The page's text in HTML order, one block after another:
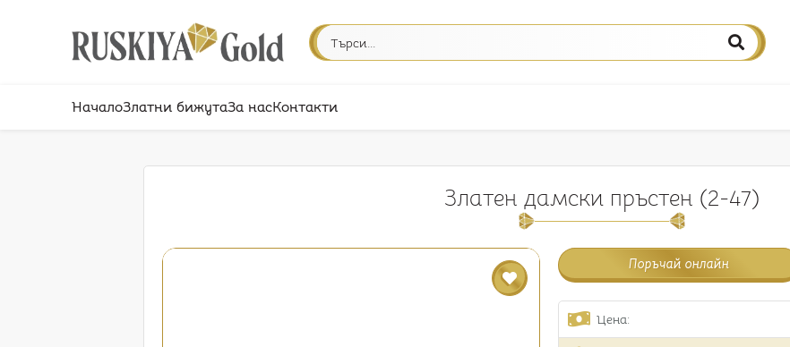
НачалоЗлатни бижутаЗа насКонтакти
Златен дамски пръстен (2-47)
Поръчай онлайн
Цена: